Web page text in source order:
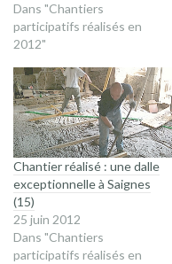
Dans "Chantiers
participatifs réalisés en
2012"
Chantier réalisé : une dalle
exceptionnelle à Saignes
(15)
25 juin 2012
Dans "Chantiers
participatifs réalisés en